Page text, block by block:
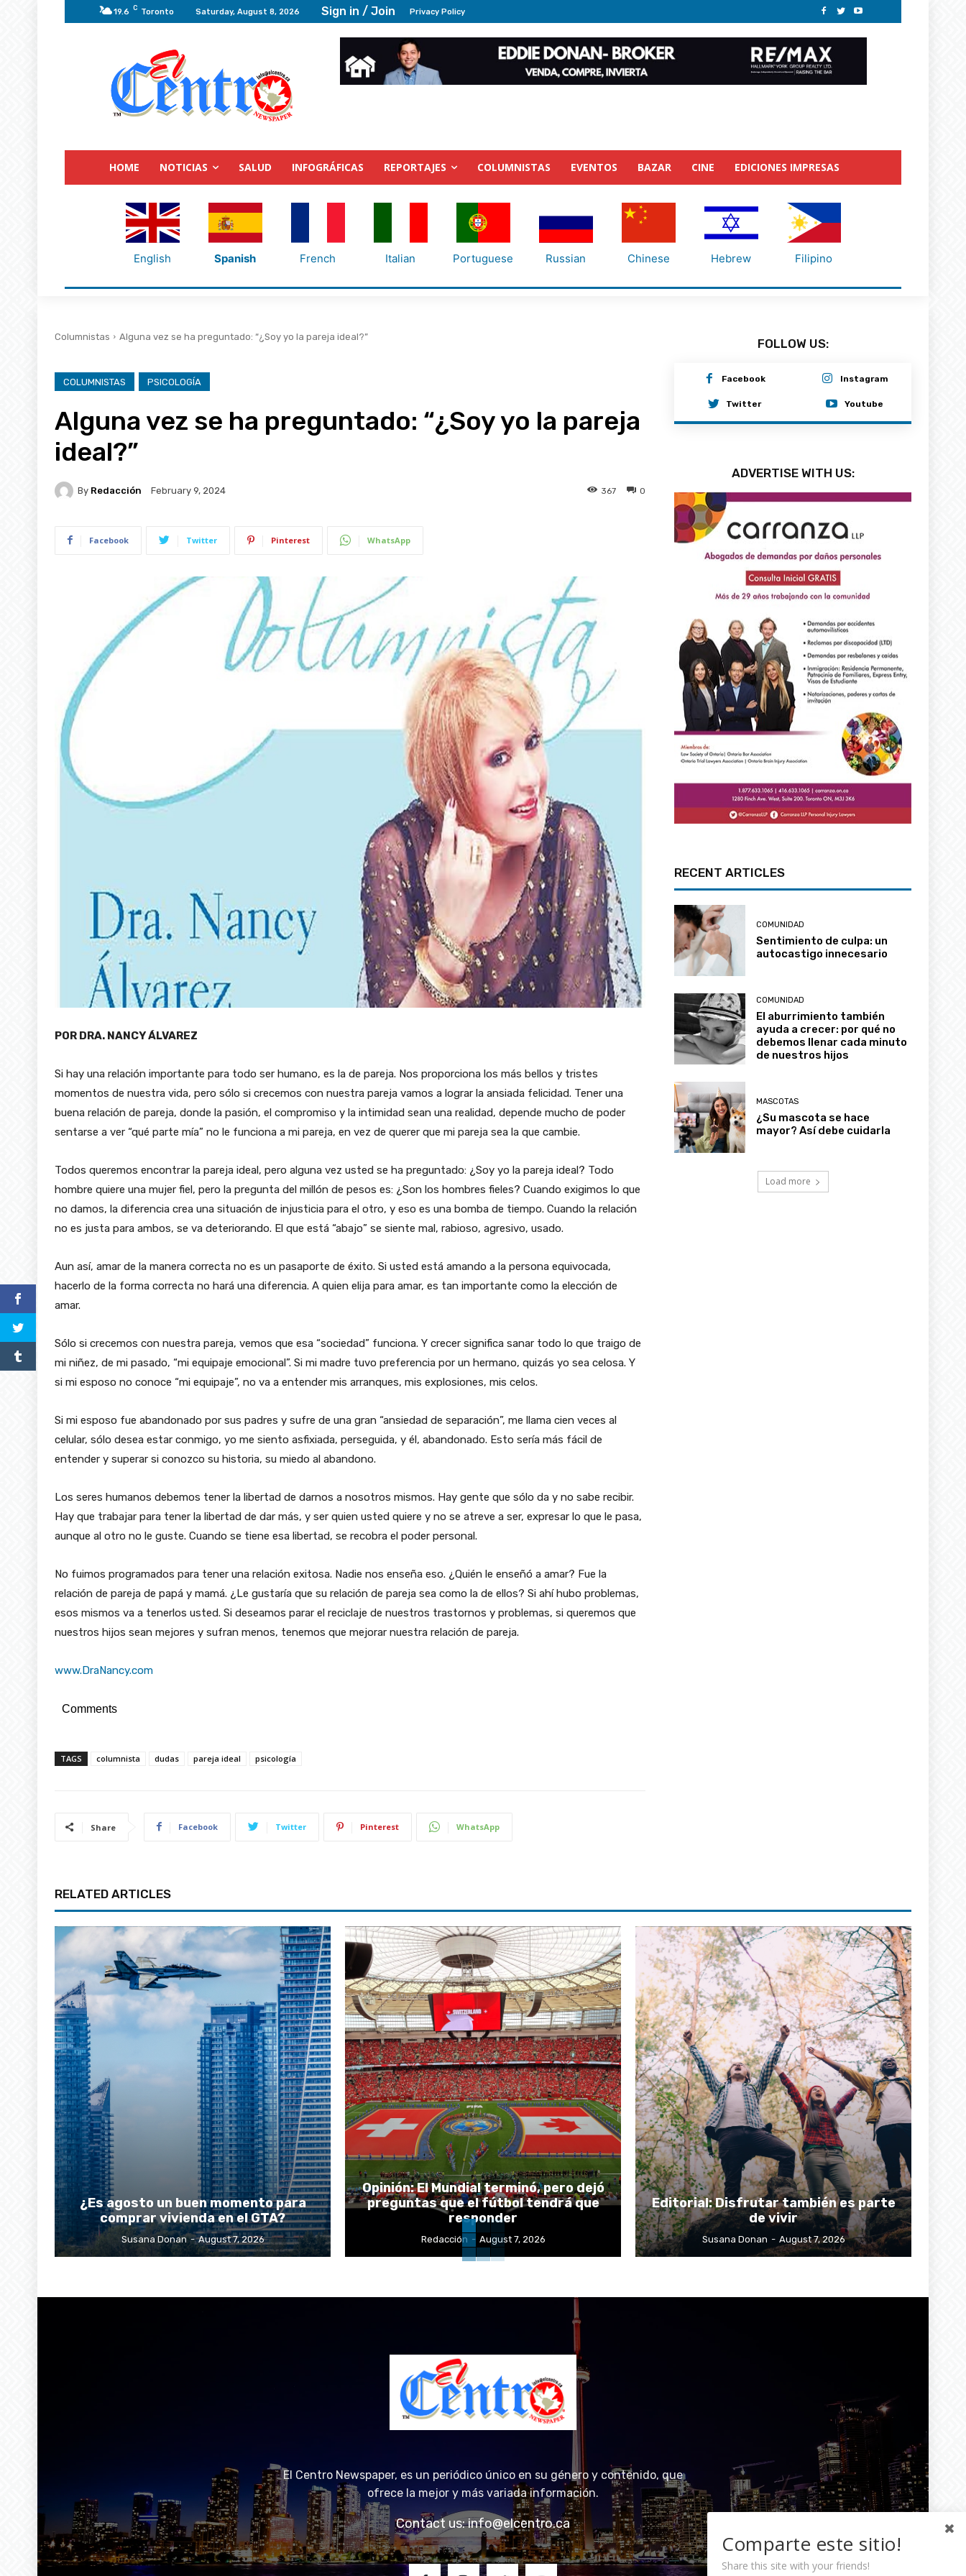
19.6 C Toronto Saturday, August 8, 2026 Sign in / Join Privacy Policy
HOME NOTICIAS SALUD INFOGRÁFICAS REPORTAJES COLUMNISTAS EVENTOS BAZAR CINE EDICIONES IMPRESAS
English Spanish French Italian Portuguese Russian Chinese Hebrew Filipino
Columnistas Alguna vez se ha preguntado: “¿Soy yo la pareja ideal?”
COLUMNISTAS PSICOLOGÍA
Alguna vez se ha preguntado: “¿Soy yo la pareja
ideal?”
By Redacción February 9, 2024 0
367
Facebook Twitter Pinterest WhatsApp
POR DRA. NANCY ÁLVAREZ
Si hay una relación importante para todo ser humano, es la de pareja. Nos proporciona los más bellos y tristes
momentos de nuestra vida, pero sólo si crecemos con nuestra pareja vamos a lograr la ansiada felicidad. Tener una
buena relación de pareja, donde la pasión, el compromiso y la intimidad sean una realidad, depende mucho de poder
sentarse a ver “qué parte mía” no le funciona a mi pareja, en vez de querer que mi pareja sea la que cambie.
Todos queremos encontrar la pareja ideal, pero alguna vez usted se ha preguntado: ¿Soy yo la pareja ideal? Todo
hombre quiere una mujer fiel, pero la pregunta del millón de pesos es: ¿Son los hombres fieles? Cuando exigimos lo que
no damos, la diferencia crea una situación de injusticia para el otro, y eso es una bomba de tiempo. Cuando la relación
no es justa para ambos, se va deteriorando. El que está “abajo” se siente mal, rabioso, agresivo, usado.
Aun así, amar de la manera correcta no es un pasaporte de éxito. Si usted está amando a la persona equivocada,
hacerlo de la forma correcta no hará una diferencia. A quien elija para amar, es tan importante como la elección de
amar.
Sólo si crecemos con nuestra pareja, vemos que esa “sociedad” funciona. Y crecer significa sanar todo lo que traigo de
mi niñez, de mi pasado, “mi equipaje emocional”. Si mi madre tuvo preferencia por un hermano, quizás yo sea celosa. Y
si mi esposo no conoce “mi equipaje”, no va a entender mis arranques, mis explosiones, mis celos.
Si mi esposo fue abandonado por sus padres y sufre de una gran “ansiedad de separación”, me llama cien veces al
celular, sólo desea estar conmigo, yo me siento asfixiada, perseguida, y él, abandonado. Esto sería más fácil de
entender y superar si conozco su historia, su miedo al abandono.
Los seres humanos debemos tener la libertad de darnos a nosotros mismos. Hay gente que sólo da y no sabe recibir.
Hay que trabajar para tener la libertad de dar más, y ser quien usted quiere y no se atreve a ser, expresar lo que le pasa,
aunque al otro no le guste. Cuando se tiene esa libertad, se recobra el poder personal.
No fuimos programados para tener una relación exitosa. Nadie nos enseña eso. ¿Quién le enseñó a amar? Fue la
relación de pareja de papá y mamá. ¿Le gustaría que su relación de pareja sea como la de ellos? Si ahí hubo problemas,
esos mismos va a tenerlos usted. Si deseamos parar el reciclaje de nuestros trastornos y problemas, si queremos que
nuestros hijos sean mejores y sufran menos, tenemos que mejorar nuestra relación de pareja.
www.DraNancy.com
Comments
TAGS columnista dudas pareja ideal psicología
Share Facebook Twitter Pinterest WhatsApp
FOLLOW US:
Facebook Instagram
Twitter Youtube
ADVERTISE WITH US:
RECENT ARTICLES
COMUNIDAD
Sentimiento de culpa: un
autocastigo innecesario
COMUNIDAD
El aburrimiento también
ayuda a crecer: por qué no
debemos llenar cada minuto
de nuestros hijos
MASCOTAS
¿Su mascota se hace
mayor? Así debe cuidarla
Load more
RELATED ARTICLES
¿Es agosto un buen momento para
comprar vivienda en el GTA?
Susana Donan - August 7, 2026
Opinión: El Mundial terminó, pero dejó
preguntas que el fútbol tendrá que
responder
Redacción - August 7, 2026
Editorial: Disfrutar también es parte
de vivir
Susana Donan - August 7, 2026
El Centro Newspaper, es un periódico único en su género y contenido, que
ofrece la mejor y más variada información.
Contact us:info@elcentro.ca
Comparte este sitio!
Share this site with your friends!